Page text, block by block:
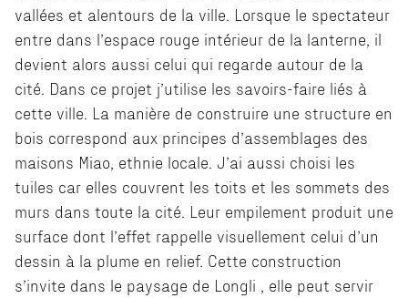
vallées et alentours de la ville. Lorsque le spectateur
entre dans l’espace rouge intérieur de la lanterne, il
devient alors aussi celui qui regarde autour de la
cité. Dans ce projet j’utilise les savoirs-faire liés à
cette ville. La manière de construire une structure en
bois correspond aux principes d’assemblages des
maisons Miao, ethnie locale. J’ai aussi choisi les
tuiles car elles couvrent les toits et les sommets des
murs dans toute la cité. Leur empilement produit une
surface dont l’effet rappelle visuellement celui d’un
dessin à la plume en relief. Cette construction
s’invite dans le paysage de Longli , elle peut servir